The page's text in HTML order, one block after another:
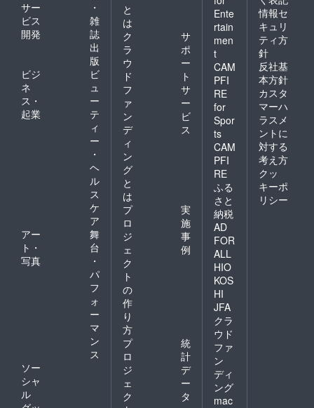
サー
ビス
開発
・
雑
誌
出
版
ビジ
ネ
ス・
起業
ビ
ュ
ー
テ
ィ
ー
・
ヘ
ル
ス
ケ
ア
アー
ト・
写真
舞
台
・
パ
フ
ォ
ー
マ
ン
ス
ソー
シャ
ル
と
は
ク
ラ
ウ
ド
フ
ァ
ン
デ
ィ
ン
グ
と
は
サ
ポ
ー
ト
サ
ー
ビ
ス
プ
ロ
ジ
ェ
ク
ト
の
作
り
方
実
施
事
例
プ
ロ
ジ
ェ
ク
統
計
デ
ー
タ
Ente
rtain
men
t
CAM
PFI
RE
for
Spor
ts
CAM
PFI
RE
ふる
さと
納税
AD
FOR
ALL
HIO
KOS
HI
JFA
クラ
ウド
ファ
ン
ディ
ング
mac
情報セ
キュリ
ティ方
針
反社基
本方針
カスタ
マーハ
ラスメ
ントに
対する
考え方
クッ
キーポ
リシー